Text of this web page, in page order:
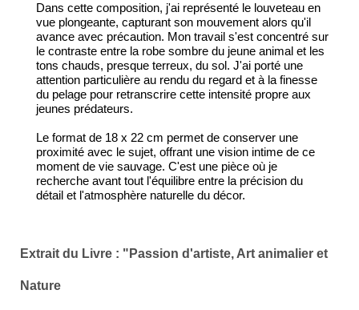
Dans cette composition, j'ai représenté le louveteau en
vue plongeante, capturant son mouvement alors qu'il
avance avec précaution. Mon travail s'est concentré sur
le contraste entre la robe sombre du jeune animal et les
tons chauds, presque terreux, du sol. J'ai porté une
attention particulière au rendu du regard et à la finesse
du pelage pour retranscrire cette intensité propre aux
jeunes prédateurs.
Le format de 18 x 22 cm permet de conserver une
proximité avec le sujet, offrant une vision intime de ce
moment de vie sauvage. C'est une pièce où je
recherche avant tout l'équilibre entre la précision du
détail et l'atmosphère naturelle du décor.
Extrait du Livre : "Passion d'artiste, Art animalier et
Nature